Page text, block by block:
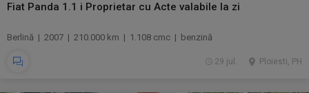
Fiat Panda 1.1 i Proprietar cu Acte valabile la zi
Berlină | 2007 | 210.000 km | 1.108 cmc | benzină
Ploiesti, PH
29 jul.